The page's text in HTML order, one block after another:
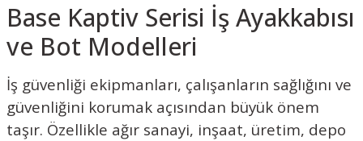
Base Kaptiv Serisi İş Ayakkabısı
ve Bot Modelleri
İş güvenliği ekipmanları, çalışanların sağlığını ve
güvenliğini korumak açısından büyük önem
taşır. Özellikle ağır sanayi, inşaat, üretim, depo